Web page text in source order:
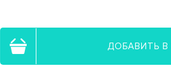
ДОБАВИТЬ В